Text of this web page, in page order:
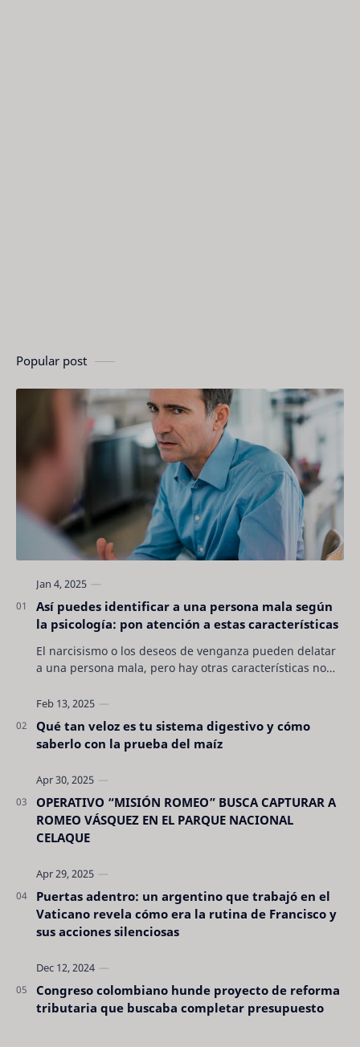
Popular post
Así puedes identificar a una persona mala según
la psicología: pon atención a estas características
El narcisismo o los deseos de venganza pueden delatar
a una persona mala, pero hay otras características no
Qué tan veloz es tu sistema digestivo y cómo
saberlo con la prueba del maíz
OPERATIVO “MISIÓN ROMEO” BUSCA CAPTURAR A
ROMEO VÁSQUEZ EN EL PARQUE NACIONAL
CELAQUE
Puertas adentro: un argentino que trabajó en el
Vaticano revela cómo era la rutina de Francisco y
sus acciones silenciosas
Congreso colombiano hunde proyecto de reforma
tributaria que buscaba completar presupuesto